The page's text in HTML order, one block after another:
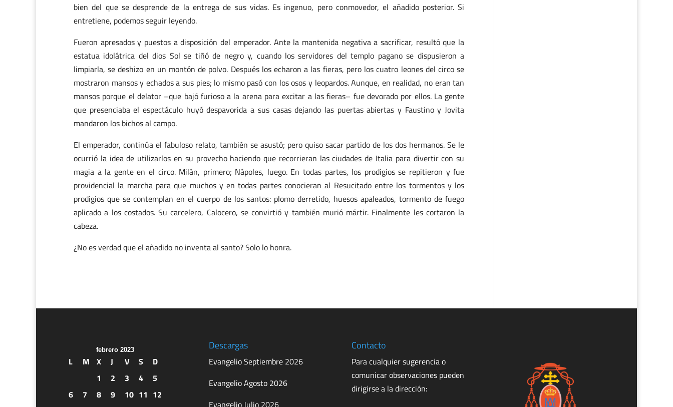
bien del que se desprende de la entrega de sus vidas. Es ingenuo, pero conmovedor, el añadido posterior. Si
entretiene, podemos seguir leyendo.
Fueron apresados y puestos a disposición del emperador. Ante la mantenida negativa a sacrificar, resultó que la
estatua idolátrica del dios Sol se tiñó de negro y, cuando los servidores del templo pagano se dispusieron a
limpiarla, se deshizo en un montón de polvo. Después los echaron a las fieras, pero los cuatro leones del circo se
mostraron mansos y echados a sus pies; lo mismo pasó con los osos y leopardos. Aunque, en realidad, no eran tan
mansos porque el delator –que bajó furioso a la arena para excitar a las fieras– fue devorado por ellos. La gente
que presenciaba el espectáculo huyó despavorida a sus casas dejando las puertas abiertas y Faustino y Jovita
mandaron los bichos al campo.
El emperador, continúa el fabuloso relato, también se asustó; pero quiso sacar partido de los dos hermanos. Se le
ocurrió la idea de utilizarlos en su provecho haciendo que recorrieran las ciudades de Italia para divertir con su
magia a la gente en el circo. Milán, primero; Nápoles, luego. En todas partes, los prodigios se repitieron y fue
providencial la marcha para que muchos y en todas partes conocieran al Resucitado entre los tormentos y los
prodigios que se contemplan en el cuerpo de los santos: plomo derretido, huesos apaleados, tormento de fuego
aplicado a los costados. Su carcelero, Calocero, se convirtió y también murió mártir. Finalmente les cortaron la
cabeza.
¿No es verdad que el añadido no inventa al santo? Solo lo honra.
febrero 2023
L M X J V S
D
1
2 3 4
5
6
7 8 9 10 11 12
Descargas
Evangelio Septiembre 2026
Evangelio Agosto 2026
Evangelio Julio 2026
Contacto
Para cualquier sugerencia o
comunicar observaciones pueden
dirigirse a la dirección: